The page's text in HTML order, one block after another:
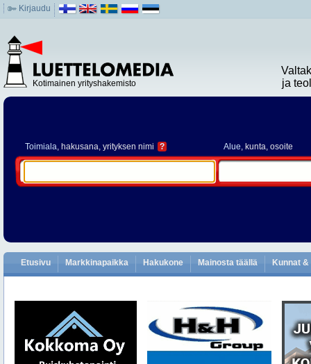
Kirjaudu
Kotimainen yrityshakemisto
ja
Toimiala, hakusana, yrityksen nimi ? Alue, kunta, osoite
Etusivu Markkinapaikka Hakukone Mainosta täällä Kunnat